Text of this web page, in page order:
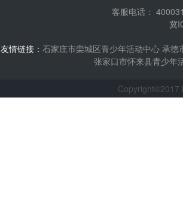
客服电话：
冀
友情链接： 石家庄市栾城区青少年活动中心 承德
张家口市怀来县青少年
Copyright©2017